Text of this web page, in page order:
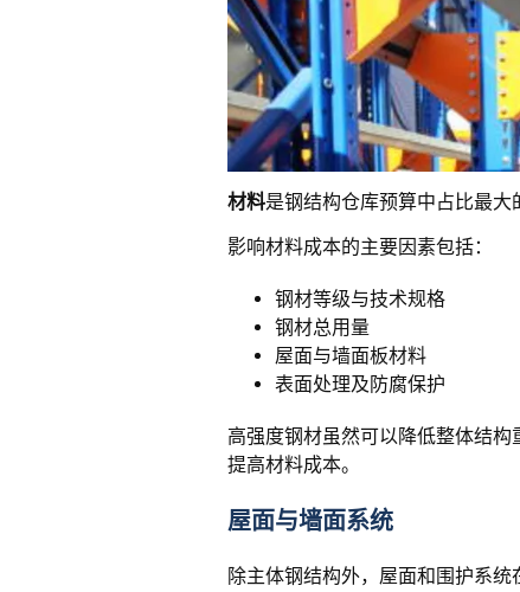
材料是钢结构仓库预算中占比最大
影响材料成本的主要因素包括：
钢材等级与技术规格
钢材总用量
屋面与墙面板材料
表面处理及防腐保护
高强度钢材虽然可以降低整体结
提高材料成本。
屋面与墙面系统
除主体钢结构外，屋面和围护系